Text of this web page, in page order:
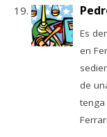
Es
en
de